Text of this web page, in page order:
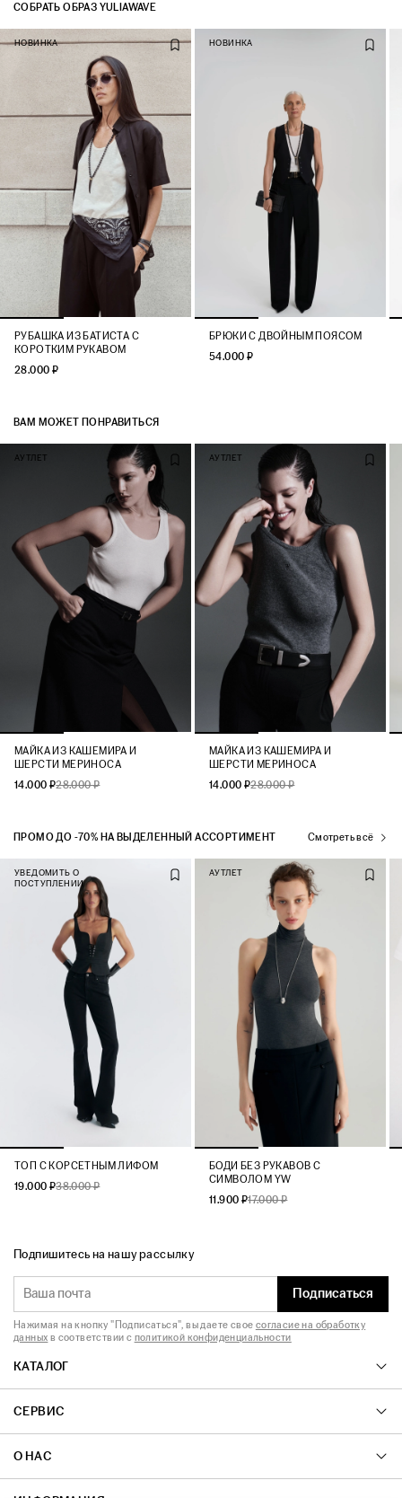
СОБРАТЬ ОБРАЗ YULIAWAVE
НОВИНКА
РУБАШКА ИЗ БАТИСТА С
КОРОТКИМ РУКАВОМ
28.000 ₽
НОВИНКА
БРЮКИ C ДВОЙНЫМ ПОЯСОМ
54.000 ₽
ВАМ МОЖЕТ ПОНРАВИТЬСЯ
АУТЛЕТ
МАЙКА ИЗ КАШЕМИРА И
ШЕРСТИ МЕРИНОСА
14.000 ₽28.000 ₽
АУТЛЕТ
МАЙКА ИЗ КАШЕМИРА И
ШЕРСТИ МЕРИНОСА
14.000 ₽28.000 ₽
ПРОМО ДО -70% НА ВЫДЕЛЕННЫЙ АССОРТИМЕНТ Смотреть всё
УВЕДОМИТЬ О
ПОСТУПЛЕНИИ
ТОП С КОРСЕТНЫМ ЛИФОМ
19.000 ₽38.000 ₽
АУТЛЕТ
БОДИ БЕЗ РУКАВОВ С
СИМВОЛОМ YW
11.900 ₽17.000 ₽
КАТАЛОГ
СЕРВИС
О НАС
Подпишитесь на нашу рассылку
Подписаться
Нажимая на кнопку "Подписаться", вы даете свое согласие на обработку
данных в соответствии с политикой конфиденциальности